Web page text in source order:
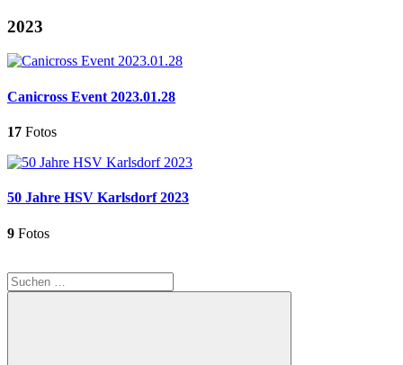
2023
Canicross Event 2023.01.28
17 Fotos
50 Jahre HSV Karlsdorf 2023
9 Fotos
Suchen
nach: